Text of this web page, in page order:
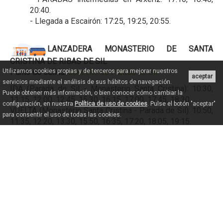
20:40.
- Llegada a Escairón: 17:25, 19:25, 20:55.
LANZADERA MONASTERIO DE SANTA
CRISTINA DE RIBAS DE SIL
Punto de salida:Concello de Parada de Sil
IDA (Parada de Sil - Monasterio Santa Cristina): 10:30,
11:15, 12:00, 12:45, 15:30, 16:15, 17:00, 17:45, 18:30.
VUELTA (Monasterio Santa Cristina - Parada de Sil): 10:50,
aceptar
Utilizamos cookies propias y de terceros para mejorar nuestros
servicios mediante el análisis de sus hábitos de navegación.
Puede obtener más información, o bien conocer cómo cambiar la
configuración, en nuestra Política de uso de cookies. Pulse el botón "aceptar"
para consentir el uso de todas las cookies.